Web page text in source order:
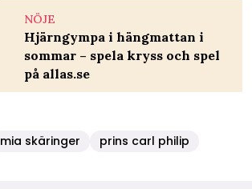
NÖJE
Hjärngympa i hängmattan i
sommar – spela kryss och spel
på allas.se
mia skäringer prins carl philip